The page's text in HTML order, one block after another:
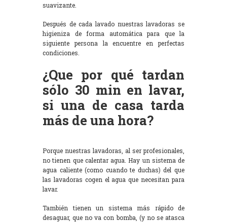
suavizante.
Después de cada lavado nuestras lavadoras se
higieniza de forma automática para que la
siguiente persona la encuentre en perfectas
condiciones.
¿Que por qué tardan
sólo 30 min en lavar,
si una de casa tarda
más de una hora?
Porque nuestras lavadoras, al ser profesionales,
no tienen que calentar agua. Hay un sistema de
agua caliente (como cuando te duchas) del que
las lavadoras cogen el agua que necesitan para
lavar.
También tienen un sistema más rápido de
desaguar, que no va con bomba, (y no se atasca